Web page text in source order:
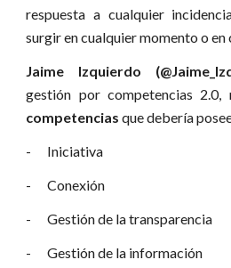
respuesta a cualquier
surgir en cualquier momento o en
Jaime Izquierdo
gestión por competencias 2.0,
competencias que debería
- Iniciativa
- Conexión
- Gestión de la transparencia
- Gestión de la información